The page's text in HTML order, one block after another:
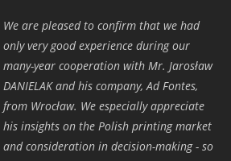
We are pleased to confirm that we had
only very good experience during our
many-year cooperation with Mr. Jarosław
DANIELAK and his company, Ad Fontes,
from Wrocław. We especially appreciate
his insights on the Polish printing market
and consideration in decision-making - so